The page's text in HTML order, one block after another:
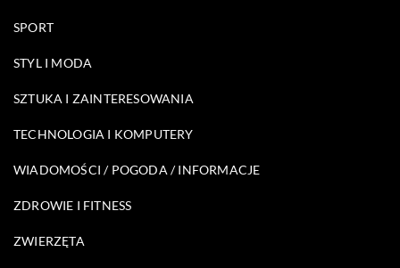
SPORT
STYL I MODA
SZTUKA I ZAINTERESOWANIA
TECHNOLOGIA I KOMPUTERY
WIADOMOŚCI / POGODA / INFORMACJE
ZDROWIE I FITNESS
ZWIERZĘTA